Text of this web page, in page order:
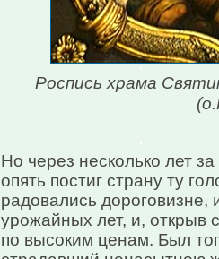
Роспись храма
Но через несколько лет
опять постиг страну ту
радовались дороговизне,
урожайных лет, и, открыв
по высоким ценам. Был